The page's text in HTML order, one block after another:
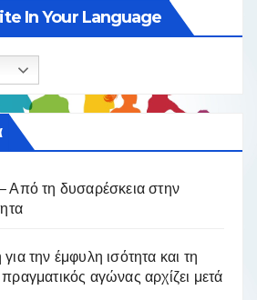
In Your Language
Από τη δυσαρέσκεια στην
την έμφυλη ισότητα και τη
αγώνας αρχίζει μετά